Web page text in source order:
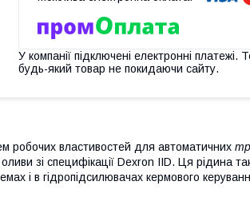
У компанії підключені електронні платежі.
будь-який товар не покидаючи сайту.
робочих властивостей для автоматичних
зі специфікації Dexron IID. Ця рідина
і в гідропідсилювачах кермового